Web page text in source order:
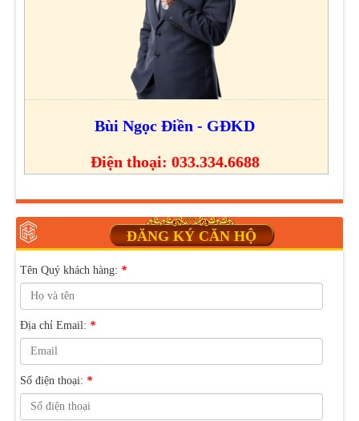
Bùi Ngọc Điền - GĐKD
Điện thoại: 033.334.6688
ĐĂNG KÝ CĂN HỘ
Tên Quý khách hàng: *
Địa chỉ Email: *
Số điện thoại: *